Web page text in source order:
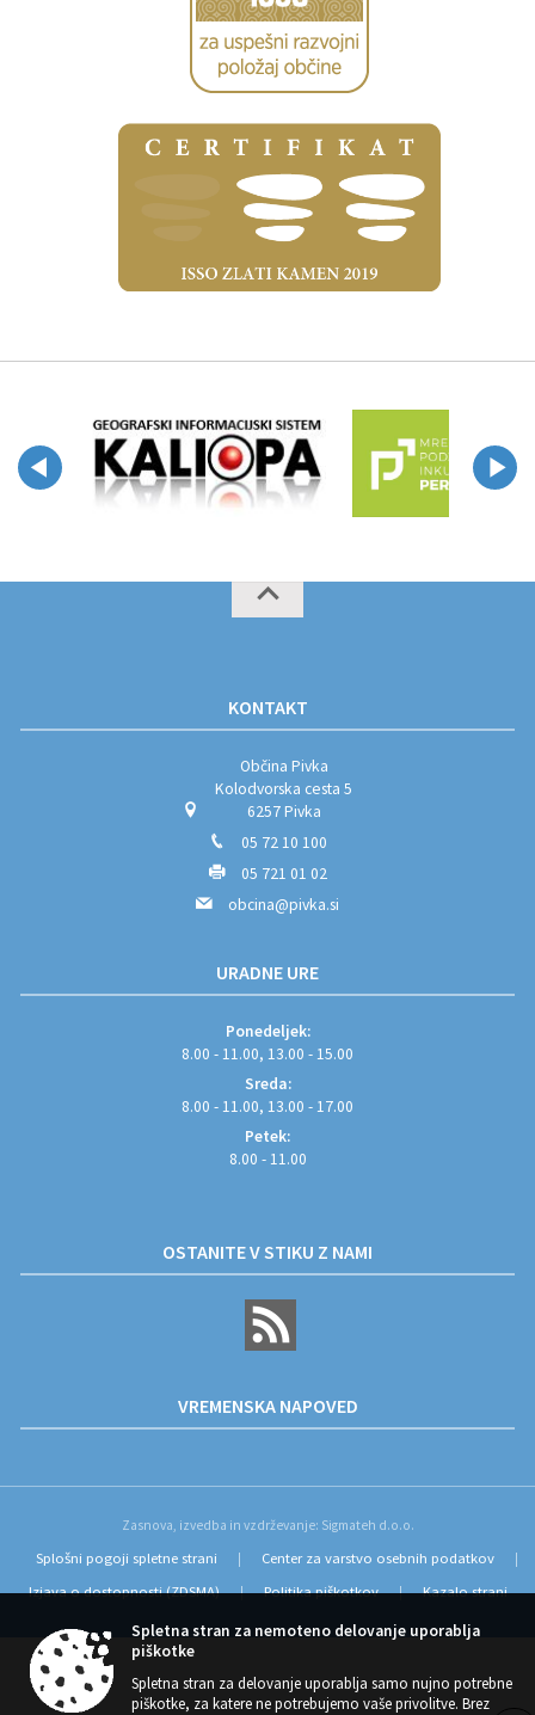
KONTAKT
Občina Pivka
Kolodvorska cesta 5
6257 Pivka
05 72 10 100
05 721 01 02
obcina@pivka.si
URADNE URE
Ponedeljek:
8.00 - 11.00, 13.00 - 15.00
Sreda:
8.00 - 11.00, 13.00 - 17.00
Petek:
8.00 - 11.00
OSTANITE V STIKU Z NAMI
VREMENSKA NAPOVED
Zasnova, izvedba in vzdrževanje: Sigmateh d.o.o.
Splošni pogoji spletne strani | Center za varstvo osebnih podatkov |
Izjava o dostopnosti (ZDSMA) | Politika piškotkov | Kazalo strani
Spletna stran za nemoteno delovanje uporablja
piškotke
Spletna stran za delovanje uporablja samo nujno potrebne
piškotke, za katere ne potrebujemo vaše privolitve. Brez